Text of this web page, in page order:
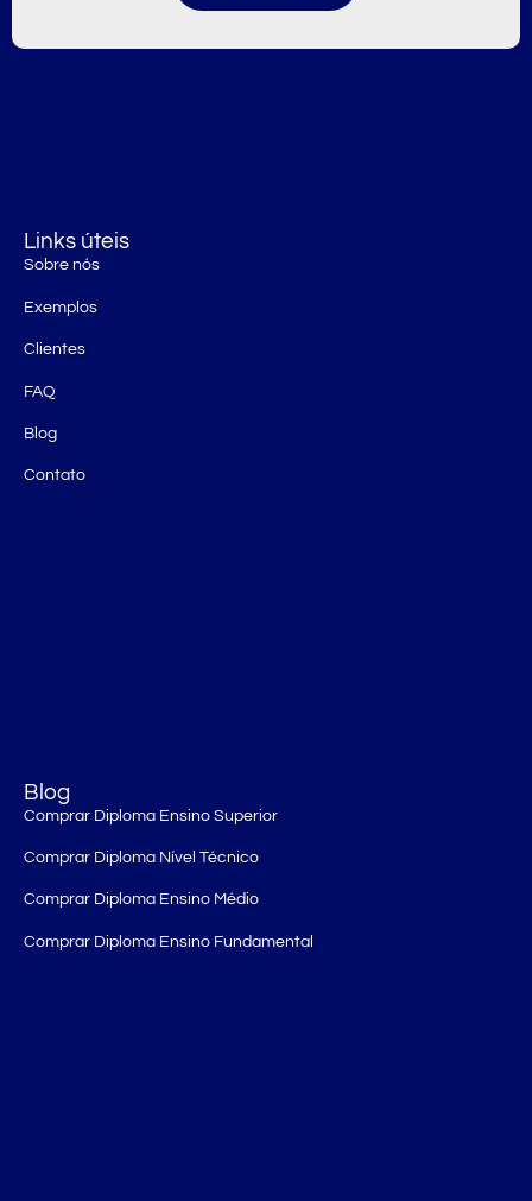
Links úteis
Sobre nós
Exemplos
Clientes
FAQ
Blog
Contato
Blog
Comprar Diploma Ensino Superior
Comprar Diploma Nível Técnico
Comprar Diploma Ensino Médio
Comprar Diploma Ensino Fundamental